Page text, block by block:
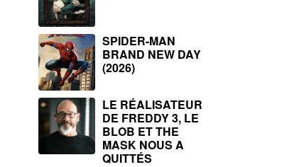
SPIDER-MAN
BRAND NEW DAY
(2026)
LE RÉALISATEUR
DE FREDDY 3, LE
BLOB ET THE
MASK NOUS A
QUITTÉS